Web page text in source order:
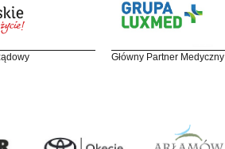
Główny Partner Medyczny